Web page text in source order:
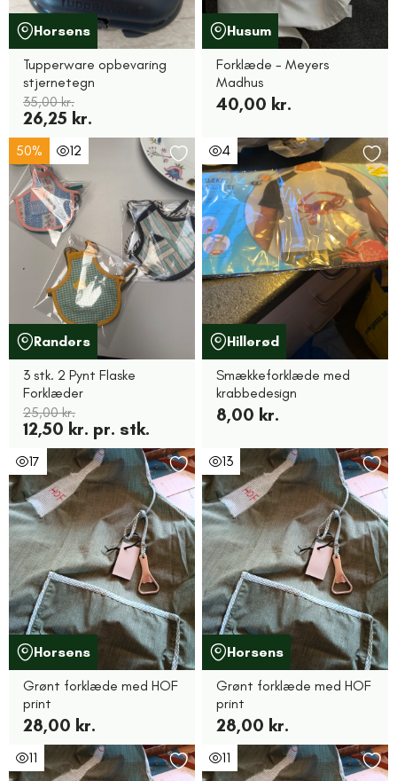
Horsens
Tupperware opbevaring
stjernetegn
35,00 kr.
26,25 kr.
Husum
Forklæde - Meyers
Madhus
40,00 kr.
50% 12
Randers
3 stk. 2 Pynt Flaske
Forklæder
25,00 kr.
12,50 kr. pr. stk.
4
Hillerød
Smækkeforklæde med
krabbedesign
8,00 kr.
17
Horsens
Grønt forklæde med HOF
print
28,00 kr.
13
Horsens
Grønt forklæde med HOF
print
28,00 kr.
11 11